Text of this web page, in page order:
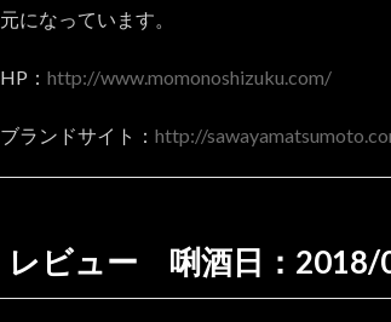
評
と旨
ある
3.1.
あす
元になっています。
HP： http://www.momonoshizuku.com/
ブランドサイト： http://
レビュー 唎酒日：2018/